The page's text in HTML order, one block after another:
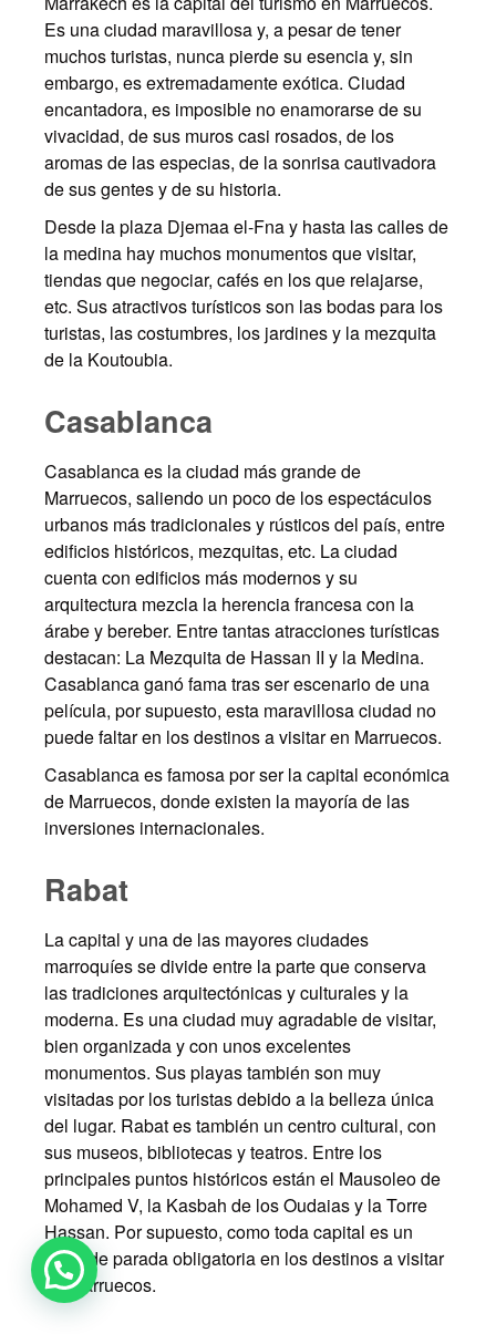
Es una ciudad maravillosa y, a pesar de tener
muchos turistas, nunca pierde su esencia y, sin
embargo, es extremadamente exótica. Ciudad
encantadora, es imposible no enamorarse de su
vivacidad, de sus muros casi rosados, de los
aromas de las especias, de la sonrisa cautivadora
de sus gentes y de su historia.
Desde la plaza Djemaa el-Fna y hasta las calles de
la medina hay muchos monumentos que visitar,
tiendas que negociar, cafés en los que relajarse,
etc. Sus atractivos turísticos son las bodas para los
turistas, las costumbres, los jardines y la mezquita
de la Koutoubia.
Casablanca
Casablanca es la ciudad más grande de
Marruecos, saliendo un poco de los espectáculos
urbanos más tradicionales y rústicos del país, entre
edificios históricos, mezquitas, etc. La ciudad
cuenta con edificios más modernos y su
arquitectura mezcla la herencia francesa con la
árabe y bereber. Entre tantas atracciones turísticas
destacan: La Mezquita de Hassan II y la Medina.
Casablanca ganó fama tras ser escenario de una
película, por supuesto, esta maravillosa ciudad no
puede faltar en los destinos a visitar en Marruecos.
Casablanca es famosa por ser la capital económica
de Marruecos, donde existen la mayoría de las
inversiones internacionales.
Rabat
La capital y una de las mayores ciudades
marroquíes se divide entre la parte que conserva
las tradiciones arquitectónicas y culturales y la
moderna. Es una ciudad muy agradable de visitar,
bien organizada y con unos excelentes
monumentos. Sus playas también son muy
visitadas por los turistas debido a la belleza única
del lugar. Rabat es también un centro cultural, con
sus museos, bibliotecas y teatros. Entre los
principales puntos históricos están el Mausoleo de
Mohamed V, la Kasbah de los Oudaias y la Torre
Hassan. Por supuesto, como toda capital es un
lugar de parada obligatoria en los destinos a visitar
en Marruecos.